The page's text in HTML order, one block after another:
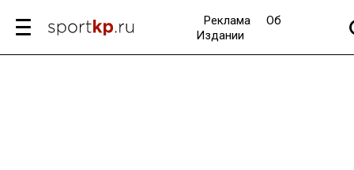
Реклама
Об
Издании